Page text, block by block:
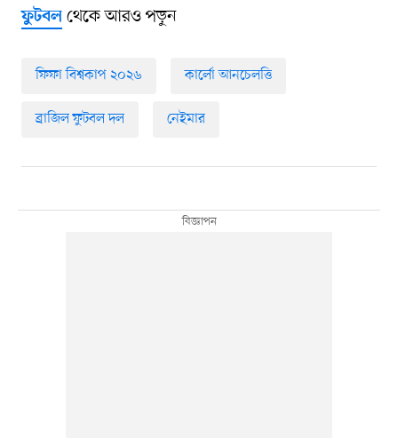
ফুটবলথেকে আরও পড়ুন
ফিফা বিশ্বকাপ ২০২৬ কার্লো আনচেলত্তি
ব্রাজিল ফুটবল দল নেইমার